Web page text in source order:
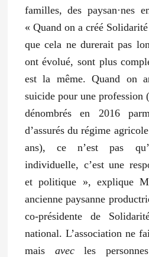
familles, des paysan·nes
« Quand on a créé Solidarité
que cela ne durerait pas
ont évolué, sont plus
est la même. Quand on
suicide pour une profession
dénombrés en 2016
d’assurés du régime
ans), ce n’est pas
individuelle, c’est une
et politique », explique
ancienne paysanne
co-présidente de
national. L’association ne
maisavecles